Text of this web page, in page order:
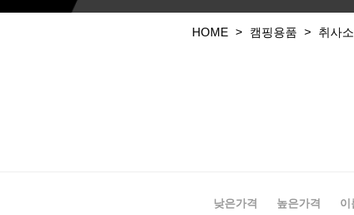
HOME > 캠핑용품 > 취사
낮은가격 높은가격 이